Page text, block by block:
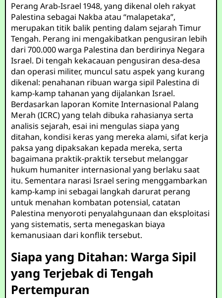
Perang Arab-Israel 1948, yang dikenal oleh rakyat
Palestina sebagai Nakba atau “malapetaka”,
merupakan titik balik penting dalam sejarah Timur
Tengah. Perang ini mengakibatkan pengusiran lebih
dari 700.000 warga Palestina dan berdirinya Negara
Israel. Di tengah kekacauan pengusiran desa-desa
dan operasi militer, muncul satu aspek yang kurang
dikenal: penahanan ribuan warga sipil Palestina di
kamp-kamp tahanan yang dijalankan Israel.
Berdasarkan laporan Komite Internasional Palang
Merah (ICRC) yang telah dibuka rahasianya serta
analisis sejarah, esai ini mengulas siapa yang
ditahan, kondisi keras yang mereka alami, sifat kerja
paksa yang dipaksakan kepada mereka, serta
bagaimana praktik-praktik tersebut melanggar
hukum humaniter internasional yang berlaku saat
itu. Sementara narasi Israel sering menggambarkan
kamp-kamp ini sebagai langkah darurat perang
untuk menahan kombatan potensial, catatan
Palestina menyoroti penyalahgunaan dan eksploitasi
yang sistematis, serta menegaskan biaya
kemanusiaan dari konflik tersebut.
Siapa yang Ditahan: Warga Sipil
yang Terjebak di Tengah
Pertempuran